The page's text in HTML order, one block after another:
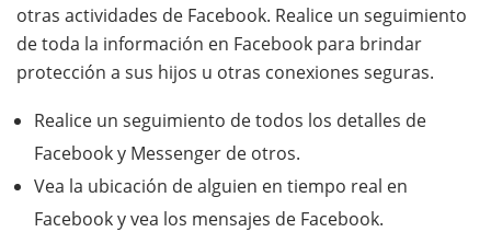
otras actividades de Facebook. Realice un seguimiento
de toda la información en Facebook para brindar
protección a sus hijos u otras conexiones seguras.
Realice un seguimiento de todos los detalles de
Facebook y Messenger de otros.
Vea la ubicación de alguien en tiempo real en
Facebook y vea los mensajes de Facebook.